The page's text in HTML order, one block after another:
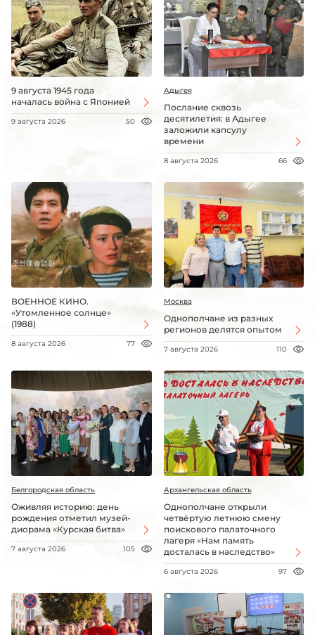
9 августа 1945 года
началась война с Японией
9 августа 2026 50
Адыгея
Послание сквозь
десятилетия: в Адыгее
заложили капсулу
времени
8 августа 2026 66
ВОЕННОЕ КИНО.
«Утомленное солнце»
(1988)
8 августа 2026 77
Москва
Однополчане из разных
регионов делятся опытом
7 августа 2026 110
Белгородская область
Оживляя историю: день
рождения отметил музей-
диорама «Курская битва»
7 августа 2026 105
Архангельская область
Однополчане открыли
четвёртую летнюю смену
поискового палаточного
лагеря «Нам память
досталась в наследство»
6 августа 2026 97